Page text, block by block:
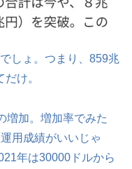
しょ。つまり、859兆
け。
増加。増加率でみた
用成績がいいじゃ
年は30000ドルから